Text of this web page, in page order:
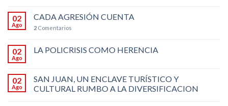
02
Ago
CADA AGRESIÓN CUENTA
2 Comentarios
02
Ago
LA POLICRISIS COMO HERENCIA
02
Ago
SAN JUAN, UN ENCLAVE TURÍSTICO Y
CULTURAL RUMBO A LA DIVERSIFICACION